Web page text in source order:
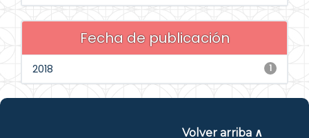
Fecha de publicación
1
2018
Volver arriba ∧